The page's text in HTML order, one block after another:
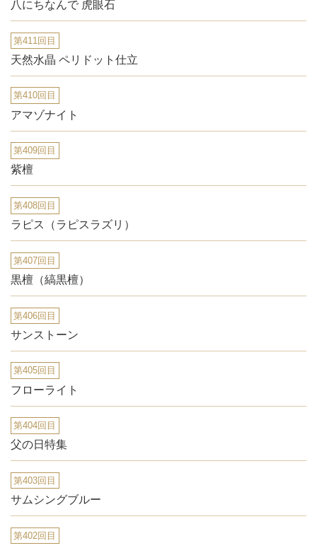
八にちなんで 虎眼石
第411回目
天然水晶 ペリドット仕立
第410回目
アマゾナイト
第409回目
紫檀
第408回目
ラピス（ラピスラズリ）
第407回目
黒檀（縞黒檀）
第406回目
サンストーン
第405回目
フローライト
第404回目
父の日特集
第403回目
サムシングブルー
第402回目